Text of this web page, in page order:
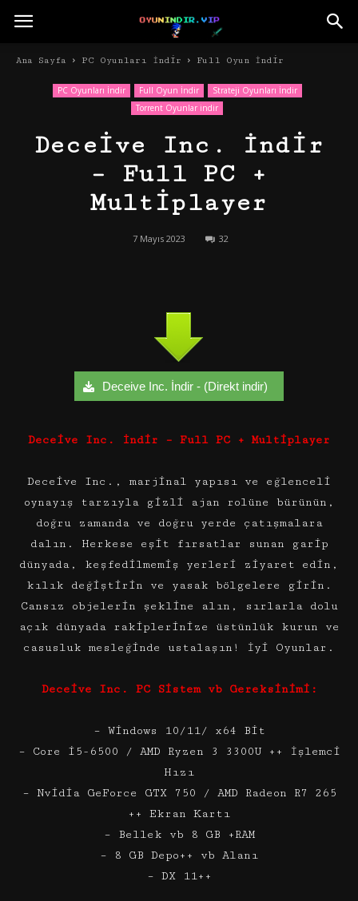
Ana Sayfa PC Oyunları İndir Full Oyun İndir
PC Oyunları İndir Full Oyun İndir
Strateji Oyunları İndir
Torrent Oyunlar indir
Deceive Inc. İndir
– Full PC +
Multiplayer
7 Mayıs 2023 32
Deceive Inc. İndir - (Direkt indir)
Deceive Inc. İndir – Full PC + Multiplayer
Deceive Inc., marjinal yapısı ve eğlenceli
oynayış tarzıyla gizli ajan rolüne bürünün,
doğru zamanda ve doğru yerde çatışmalara
dalın. Herkese eşit fırsatlar sunan garip
dünyada, keşfedilmemiş yerleri ziyaret edin,
kılık değiştirin ve yasak bölgelere girin.
Cansız objelerin şekline alın, sırlarla dolu
açık dünyada rakiplerinize üstünlük kurun ve
casusluk mesleğinde ustalaşın! İyi Oyunlar.
Deceive Inc. PC Sistem vb Gereksinimi:
– Windows 10/11/ x64 Bit
– Core i5-6500 / AMD Ryzen 3 3300U ++ İşlemci
Hızı
– Nvidia GeForce GTX 750 / AMD Radeon R7 265
++ Ekran Kartı
– Bellek vb 8 GB +RAM
– 8 GB Depo++ vb Alanı
– DX 11++